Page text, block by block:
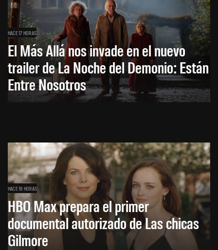
HACE 17 HORAS
El Más Allá nos invade en el nuevo
trailer de La Noche del Demonio: Están
Entre Nosotros
HACE 19 HORAS
HBO Max prepara el primer
documental autorizado de Las chicas
Gilmore